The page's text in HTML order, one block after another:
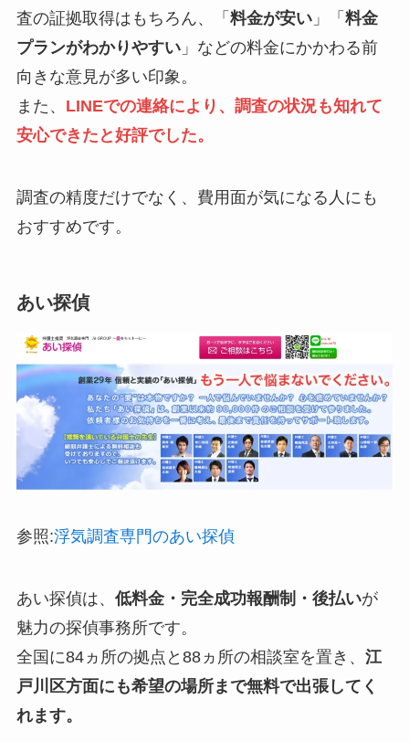
査の証拠取得はもちろん、「 料金が安い」「 料金
プランがわかりやすい」などの料金にかかわる前
向きな意見が多い印象。
また、 LINEでの連絡により、調査の状況も知れて
安心できたと好評でした。
調査の精度だけでなく、費用面が気になる人にも
おすすめです。
あい探偵
参照:浮気調査専門のあい探偵
あい探偵は、 低料金・完全成功報酬制・後払いが
魅力の探偵事務所です。
全国に84ヵ所の拠点と88ヵ所の相談室を置き、 江
戸川区方面にも希望の場所まで無料で出張してく
れます。